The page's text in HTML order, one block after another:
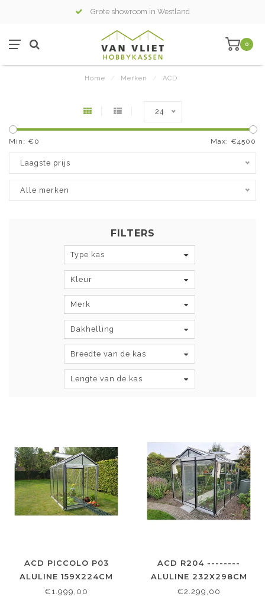
Grote showroom in Westland
0
Home / Merken / ACD
24
Min: €0 Max: €4500
Laagste prijs
Alle merken
FILTERS
Type kas
Kleur
Merk
Dakhelling
Breedte van de kas
Lengte van de kas
ACD PICCOLO P03
ALULINE 159X224CM
€1.999,00
ACD R204 --------
ALULINE 232X298CM
€2.299,00